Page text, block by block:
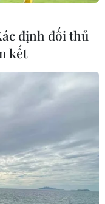
có ngân
nâng cao năng lực
định đối thủ
kết